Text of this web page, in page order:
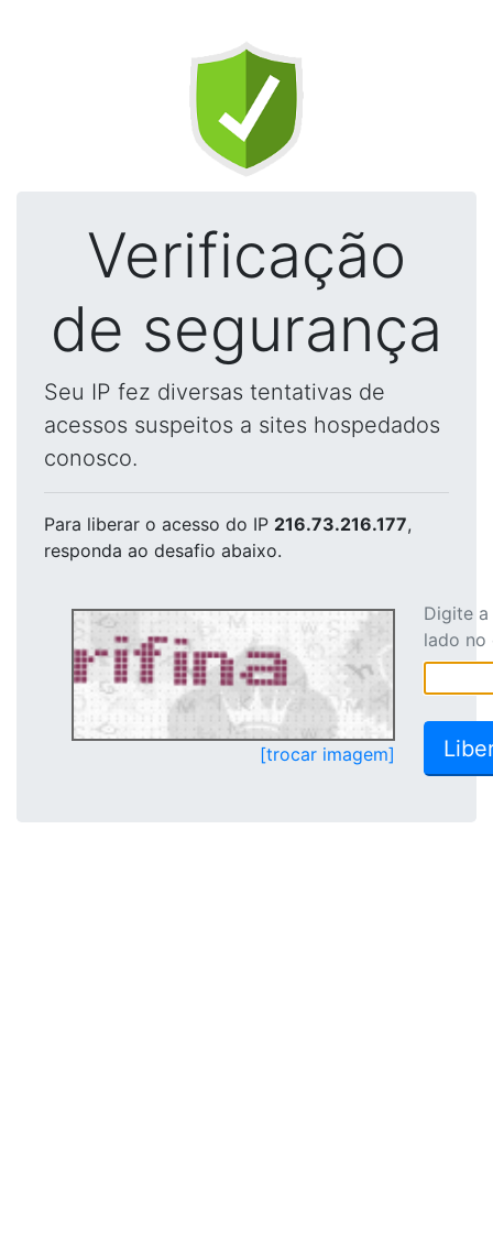
Verificação
de segurança
Seu IP fez diversas tentativas de
acessos suspeitos a sites hospedados
conosco.
Para liberar o acesso do IP 216.73.216.177,
responda ao desafio abaixo.
[trocar imagem]
Digite
lado no